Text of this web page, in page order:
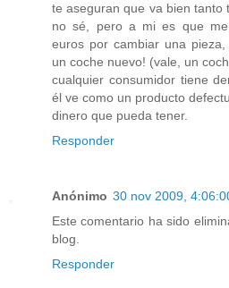
te aseguran que va bien
no sé, pero a mi es que
euros por cambiar una
un coche nuevo! (vale, un
cualquier consumidor tiene
él ve como un producto
dinero que pueda tener.
Responder
Anónimo 30 nov 2009,
Este comentario ha sido
blog.
Responder